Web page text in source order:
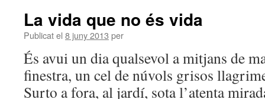
La vida que no és vida
Publicat el 8 juny 2013 per
És avui un dia qualsevol a mitjans de
finestra, un cel de núvols grisos
Surto a fora, al jardí, sota l’atenta